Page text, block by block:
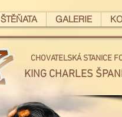
ŠTĚŇATA GALERIE
KING CHARLES
CHOVATELSKÁ STANICE